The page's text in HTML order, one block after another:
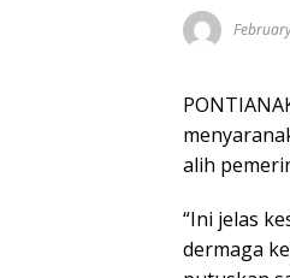
alih
“Ini jelas
dermaga